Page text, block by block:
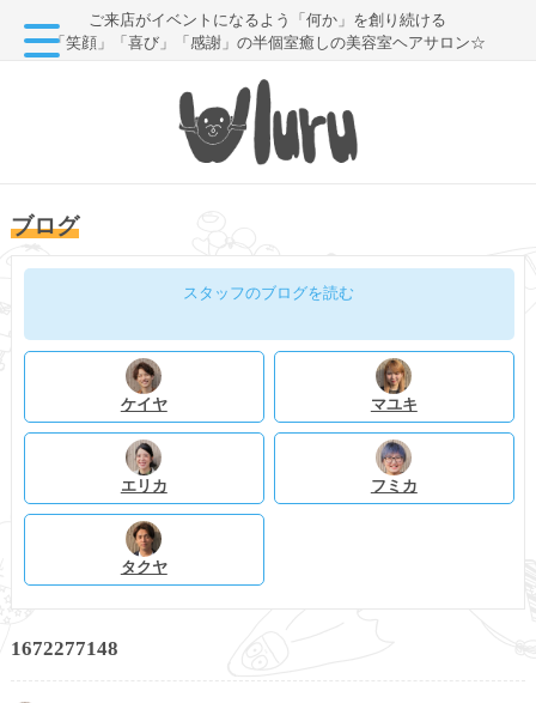
ご来店がイベントになるよう「何か」を創り続ける
「笑顔」「喜び」「感謝」の半個室癒しの美容室ヘアサロン☆
ブログ
スタッフのブログを読む
ケイヤ マユキ
エリカ フミカ
タクヤ
1672277148